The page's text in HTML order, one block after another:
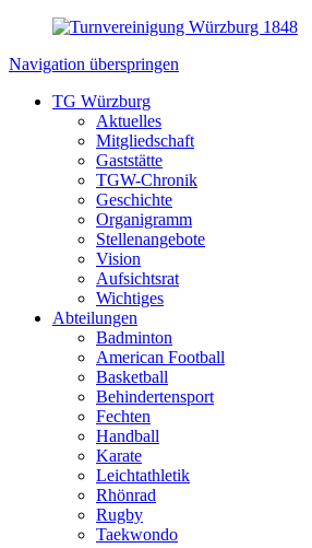
Navigation überspringen
TG Würzburg
Aktuelles
Mitgliedschaft
Gaststätte
TGW-Chronik
Geschichte
Organigramm
Stellenangebote
Vision
Aufsichtsrat
Wichtiges
Abteilungen
Badminton
American Football
Basketball
Behindertensport
Fechten
Handball
Karate
Leichtathletik
Rhönrad
Rugby
Taekwondo